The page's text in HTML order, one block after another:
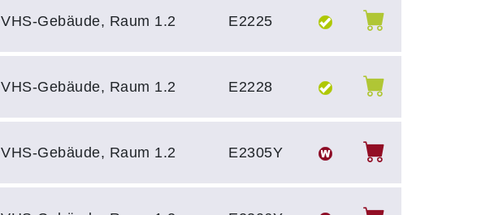
VHS-Gebäude, Raum 1.2 E2225
VHS-Gebäude, Raum 1.2 E2228
VHS-Gebäude, Raum 1.2 E2305Y